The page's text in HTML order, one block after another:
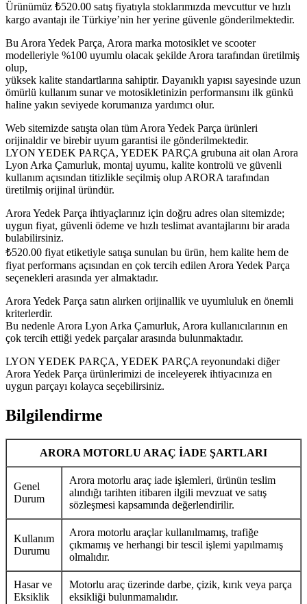
Ürünümüz ₺520.00 satış fiyatıyla stoklarımızda mevcuttur ve hızlı
kargo avantajı ile Türkiye’nin her yerine güvenle gönderilmektedir.
Bu Arora Yedek Parça, Arora marka motosiklet ve scooter
modelleriyle %100 uyumlu olacak şekilde Arora tarafından üretilmiş
olup,
yüksek kalite standartlarına sahiptir. Dayanıklı yapısı sayesinde uzun
ömürlü kullanım sunar ve motosikletinizin performansını ilk günkü
haline yakın seviyede korumanıza yardımcı olur.
Web sitemizde satışta olan tüm Arora Yedek Parça ürünleri
orijinaldir ve birebir uyum garantisi ile gönderilmektedir.
LYON YEDEK PARÇA, YEDEK PARÇA grubuna ait olan Arora
Lyon Arka Çamurluk, montaj uyumu, kalite kontrolü ve güvenli
kullanım açısından titizlikle seçilmiş olup ARORA tarafından
üretilmiş orijinal üründür.
Arora Yedek Parça ihtiyaçlarınız için doğru adres olan sitemizde;
uygun fiyat, güvenli ödeme ve hızlı teslimat avantajlarını bir arada
bulabilirsiniz.
₺520.00 fiyat etiketiyle satışa sunulan bu ürün, hem kalite hem de
fiyat performans açısından en çok tercih edilen Arora Yedek Parça
seçenekleri arasında yer almaktadır.
Arora Yedek Parça satın alırken orijinallik ve uyumluluk en önemli
kriterlerdir.
Bu nedenle Arora Lyon Arka Çamurluk, Arora kullanıcılarının en
çok tercih ettiği yedek parçalar arasında bulunmaktadır.
LYON YEDEK PARÇA, YEDEK PARÇA reyonundaki diğer
Arora Yedek Parça ürünlerimizi de inceleyerek ihtiyacınıza en
uygun parçayı kolayca seçebilirsiniz.
Bilgilendirme
ARORA MOTORLU ARAÇ İADE ŞARTLARI
Genel
Durum
Arora motorlu araç iade işlemleri, ürünün teslim
alındığı tarihten itibaren ilgili mevzuat ve satış
sözleşmesi kapsamında değerlendirilir.
Kullanım
Durumu
Arora motorlu araçlar kullanılmamış, trafiğe
çıkmamış ve herhangi bir tescil işlemi yapılmamış
olmalıdır.
Hasar ve
Eksiklik
Motorlu araç üzerinde darbe, çizik, kırık veya parça
eksikliği bulunmamalıdır.